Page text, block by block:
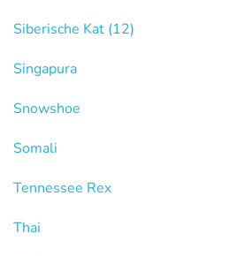
Siberische Kat (12)
Singapura
Snowshoe
Somali
Tennessee Rex
Thai